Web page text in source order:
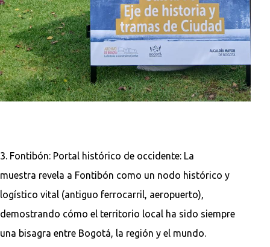
3. Fontibón: Portal histórico de occidente: La
muestra revela a Fontibón como un nodo histórico y
logístico vital (antiguo ferrocarril, aeropuerto),
demostrando cómo el territorio local ha sido siempre
una bisagra entre Bogotá, la región y el mundo.